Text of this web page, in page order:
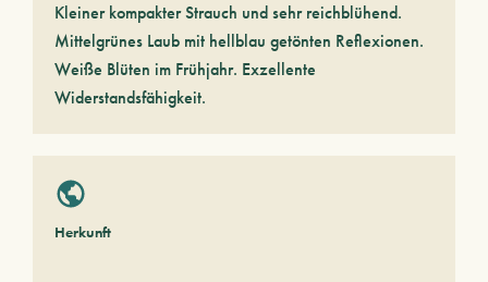
Kleiner kompakter Strauch und sehr reichblühend.
Mittelgrünes Laub mit hellblau getönten Reflexionen.
Weiße Blüten im Frühjahr. Exzellente
Widerstandsfähigkeit.
Herkunft